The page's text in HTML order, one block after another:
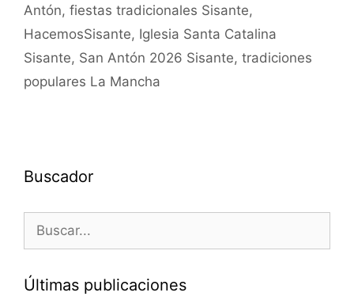
Antón, fiestas tradicionales Sisante,
HacemosSisante, Iglesia Santa Catalina
Sisante, San Antón 2026 Sisante, tradiciones
populares La Mancha
Buscador
Últimas publicaciones